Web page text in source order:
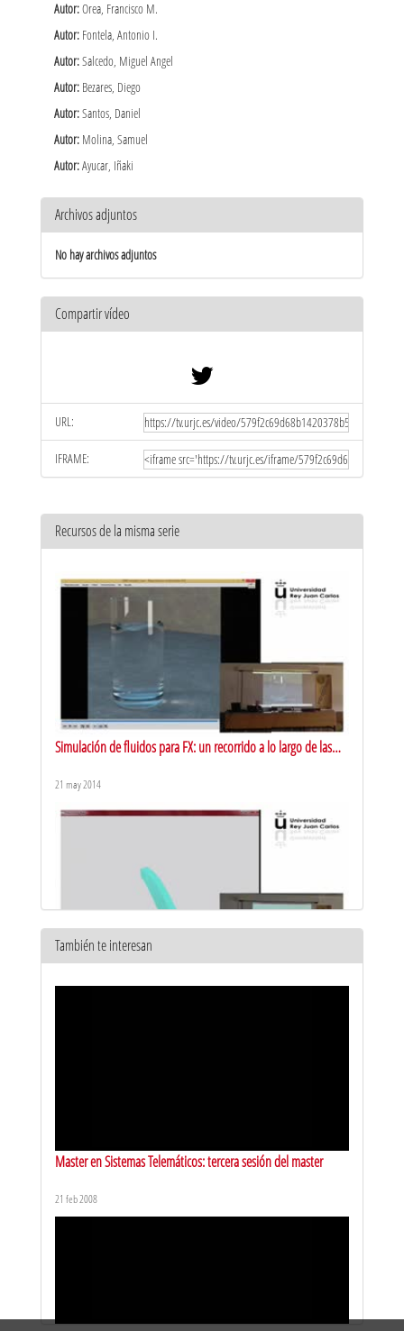
Autor:Orea, Francisco M.
Autor: Fontela, Antonio I.
Autor:Salcedo, Miguel Angel
Autor: Bezares, Diego
Autor:Santos, Daniel
Autor: Molina, Samuel
Autor:Ayucar, Iñaki
Archivos adjuntos
No hay archivos adjuntos
Compartir vídeo
URL:
IFRAME:
Recursos de la misma serie
Simulación de fluidos para FX: un recorrido a lo largo de las
21 may 2014
Simulación con volúmenes
También te interesan
Master en Sistemas Telemáticos: tercera sesión del master
21 feb 2008